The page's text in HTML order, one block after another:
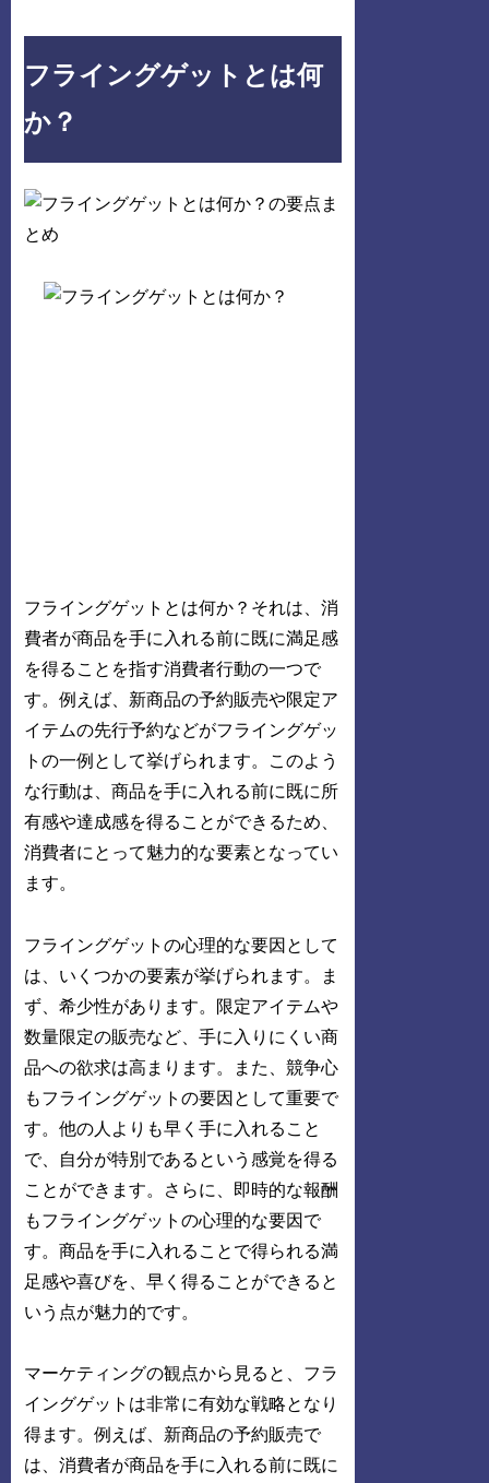
フライングゲットとは何
か？
フライングゲットとは何か？それは、消
費者が商品を手に入れる前に既に満足感
を得ることを指す消費者行動の一つで
す。例えば、新商品の予約販売や限定ア
イテムの先行予約などがフライングゲッ
トの一例として挙げられます。このよう
な行動は、商品を手に入れる前に既に所
有感や達成感を得ることができるため、
消費者にとって魅力的な要素となってい
ます。
フライングゲットの心理的な要因として
は、いくつかの要素が挙げられます。ま
ず、希少性があります。限定アイテムや
数量限定の販売など、手に入りにくい商
品への欲求は高まります。また、競争心
もフライングゲットの要因として重要で
す。他の人よりも早く手に入れること
で、自分が特別であるという感覚を得る
ことができます。さらに、即時的な報酬
もフライングゲットの心理的な要因で
す。商品を手に入れることで得られる満
足感や喜びを、早く得ることができると
いう点が魅力的です。
マーケティングの観点から見ると、フラ
イングゲットは非常に有効な戦略となり
得ます。例えば、新商品の予約販売で
は、消費者が商品を手に入れる前に既に